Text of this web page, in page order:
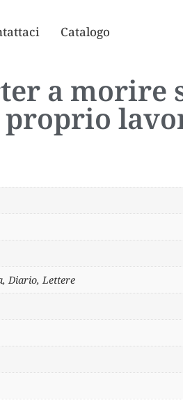
Catalogo
a morire
proprio
Diario, Lettere